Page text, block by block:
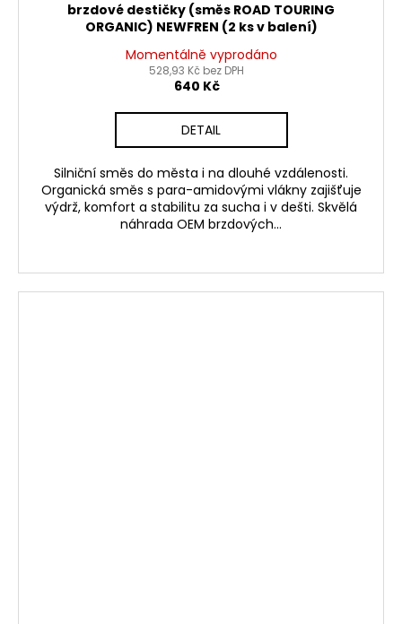
brzdové destičky (směs ROAD TOURING
ORGANIC) NEWFREN (2 ks v balení)
Momentálně vyprodáno
528,93 Kč bez DPH
640 Kč
DETAIL
Silniční směs do města i na dlouhé vzdálenosti.
Organická směs s para-amidovými vlákny zajišťuje
výdrž, komfort a stabilitu za sucha i v dešti. Skvělá
náhrada OEM brzdových...